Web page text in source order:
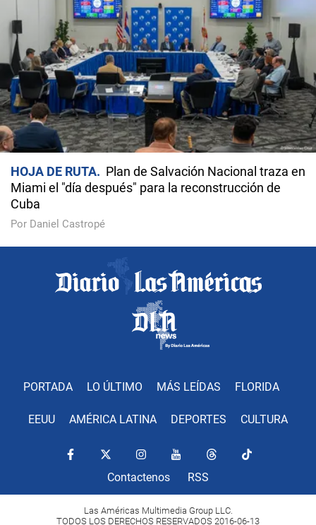
HOJA DE RUTA
Plan de Salvación Nacional traza en
Miami el "día después" para la reconstrucción de
Cuba
Por Daniel Castropé
PORTADA LO ÚLTIMO MÁS LEÍDAS FLORIDA
EEUU AMÉRICA LATINA DEPORTES CULTURA
Contactenos RSS
Las Américas Multimedia Group LLC.
TODOS LOS DERECHOS RESERVADOS 2016-06-13